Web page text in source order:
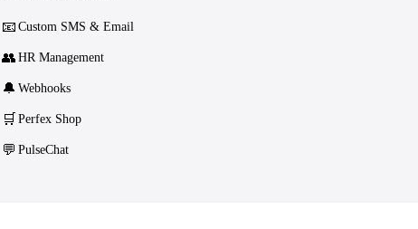
📧 Custom SMS & Email
👥 HR Management
🔔 Webhooks
🛒 Perfex Shop
💬 PulseChat